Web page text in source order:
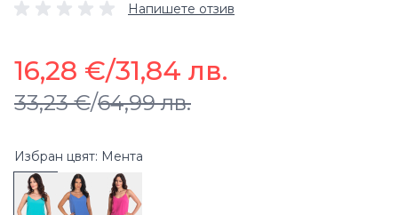
Напишете отзив
33,23 €/64,99 лв.
16,28 €/31,84 лв.
Избран цвят: Мента